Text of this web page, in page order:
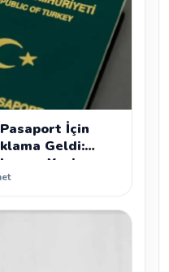
İçin
Geldi:
ve Yeni